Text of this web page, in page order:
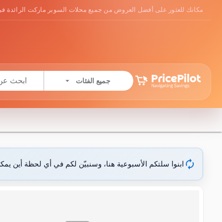
مكانك للعثور على أفضل العروض من جميع محلات السوبر ماركت الرائدة
جميع الفئات arrow_drop_down
autorenew ابنوا سلتكم الأسبوعية هنا، وسنبيّن لكم في أي لحظة أين